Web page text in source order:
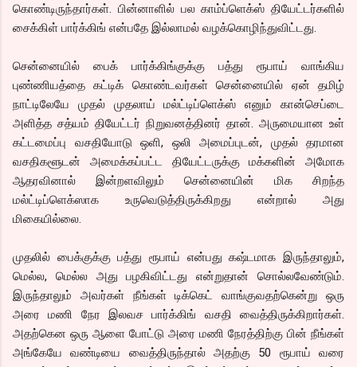
கொண்டிருந்தார்கள். பின்னாளில் பல காம்ப்ளெக்ஸ் தியேட்டர்களில்
சைக்கிள் பார்க்கிங் என்பதே இல்லாமல் வழக்கொழிந்துவிட்டது.
சென்னையில் பைக் பார்க்கிங்குக்கு பத்து ரூபாய் வாங்கிய
புண்ணியத்தை கட்டிக் கொண்டவர்கள் சென்னையில் ஏன் தமிழ்
நாட்டிலேயே முதல் முதலாய் மல்ட்டிப்ளெக்ஸ் எனும் கான்செப்டை
அளித்த சத்யம் தியேட்டர் நிறுவனத்தினர் தான். அருமையான உள்
கட்டமைப்பு வசதியோடு ஒளி, ஒலி அமைப்புடன், முதல் தரமான
வசதிகளூடன் அமைக்கப்பட்ட தியேட்டருக்கு மக்களின் அமோக
ஆதரவினால் இன்றளவிலும் சென்னையின் மிக சிறந்த
மல்ட்டிப்ளெக்ஸாக உருவெடுத்திருக்கிறது என்றால் அது
மிகையில்லை.
முதலில் பைக்குக்கு பத்து ரூபாய் என்பது கஷ்டமாக இருந்தாலும்,
மெல்ல, மெல்ல அது பழகிவிட்டது என்றுதான் சொல்லவேண்டும்.
இருந்தாலும் அவர்கள் நீங்கள் டிக்கெட் வாங்குவதற்கென்று ஒரு
அரை மணி நேர இலவச பார்க்கிங் வசதி வைத்திருக்கிறார்கள்.
அதற்கென ஒரு ஆளை போட்டு அரை மணி நேரத்திற்கு பின் நீங்கள்
அங்கேயே வண்டியை வைத்திருந்தால் அதற்கு 50 ரூபாய் வரை